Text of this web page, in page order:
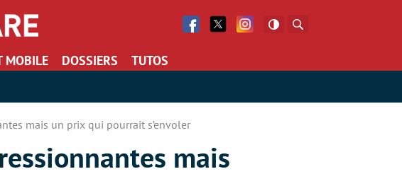
Facebook
Twitter Facebook
MOBILE DOSSIERS TUTOS
mais un prix qui pourrait s’envoler
mais